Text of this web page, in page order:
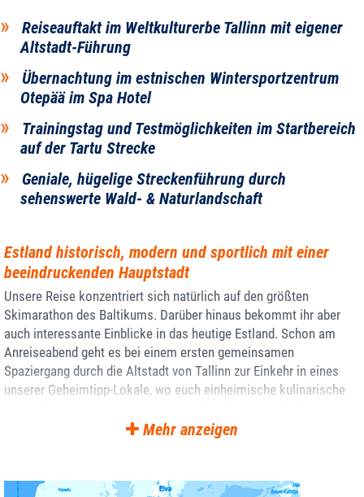
Reiseauftakt im Weltkulturerbe Tallinn mit eigener
Altstadt-Führung
Übernachtung im estnischen Wintersportzentrum
Otepää im Spa Hotel
Trainingstag und Testmöglichkeiten im Startbereich
auf der Tartu Strecke
Geniale, hügelige Streckenführung durch
sehenswerte Wald- & Naturlandschaft
Estland historisch, modern und sportlich mit einer
beeindruckenden Hauptstadt
Unsere Reise konzentriert sich natürlich auf den größten
Skimarathon des Baltikums. Darüber hinaus bekommt ihr aber
auch interessante Einblicke in das heutige Estland. Schon am
Anreiseabend geht es bei einem ersten gemeinsamen
Spaziergang durch die Altstadt von Tallinn zur Einkehr in eines
unserer Geheimtipp-Lokale, wo euch einheimische kulinarische
Heimatstadt Tallinn als eine der schönsten mittelalterlichen
Landesgeschichte ein und erfahrt auf interessante Weise so
Mehr anzeigen